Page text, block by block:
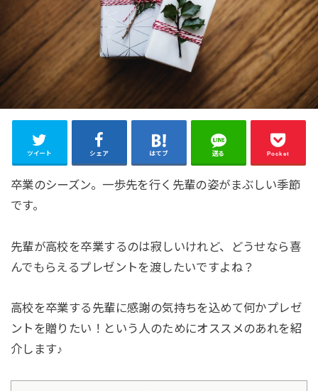
ツイート シェア はてブ 送る Pocket
卒業のシーズン。一歩先を行く先輩の姿がまぶしい季節
です。
先輩が高校を卒業するのは寂しいけれど、どうせなら喜
んでもらえるプレゼントを渡したいですよね？
高校を卒業する先輩に感謝の気持ちを込めて何かプレゼ
ントを贈りたい！という人のためにオススメのあれを紹
介します♪